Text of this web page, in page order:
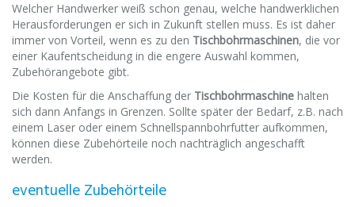
Welcher Handwerker weiß schon genau, welche handwerklichen
Herausforderungen er sich in Zukunft stellen muss. Es ist daher
immer von Vorteil, wenn es zu den Tischbohrmaschinen, die vor
einer Kaufentscheidung in die engere Auswahl kommen,
Zubehörangebote gibt.
Die Kosten für die Anschaffung der Tischbohrmaschine halten
sich dann Anfangs in Grenzen. Sollte später der Bedarf, z.B. nach
einem Laser oder einem Schnellspannbohrfutter aufkommen,
können diese Zubehörteile noch nachträglich angeschafft
werden.
eventuelle Zubehörteile